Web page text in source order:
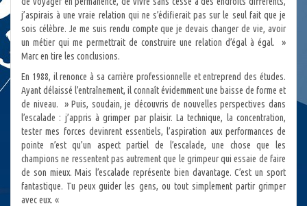
j’aspirais à une vraie relation qui ne s’édifierait pas sur le seul fait que je
sois célèbre. Je me suis rendu compte que je devais changer de vie, avoir
un métier qui me permettrait de construire une relation d’égal à égal. »
Marc en tire les conclusions.
En 1988, il renonce à sa carrière professionnelle et entreprend des études.
Ayant délaissé l’entraînement, il connaît évidemment une baisse de forme et
de niveau. » Puis, soudain, je découvris de nouvelles perspectives dans
l’escalade : j’appris à grimper par plaisir. La technique, la concentration,
tester mes forces devinrent essentiels, l’aspiration aux performances de
pointe n’est qu’un aspect partiel de l’escalade, une chose que les
champions ne ressentent pas autrement que le grimpeur qui essaie de faire
de son mieux. Mais l’escalade représente bien davantage. C’est un sport
fantastique. Tu peux guider les gens, ou tout simplement partir grimper
avec eux. «